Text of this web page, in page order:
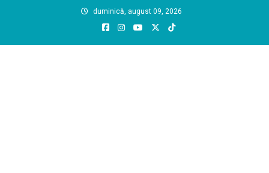
duminică, august 09, 2026